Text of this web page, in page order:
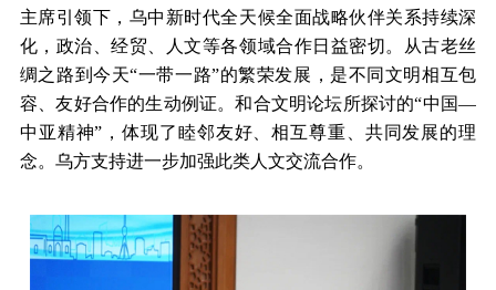
主席引领下，乌中新时代全天候全面战略伙伴关系持续深
化，政治、经贸、人文等各领域合作日益密切。从古老丝
绸之路到今天“一带一路”的繁荣发展，是不同文明相互包
容、友好合作的生动例证。和合文明论坛所探讨的“中国—
中亚精神”，体现了睦邻友好、相互尊重、共同发展的理
念。乌方支持进一步加强此类人文交流合作。